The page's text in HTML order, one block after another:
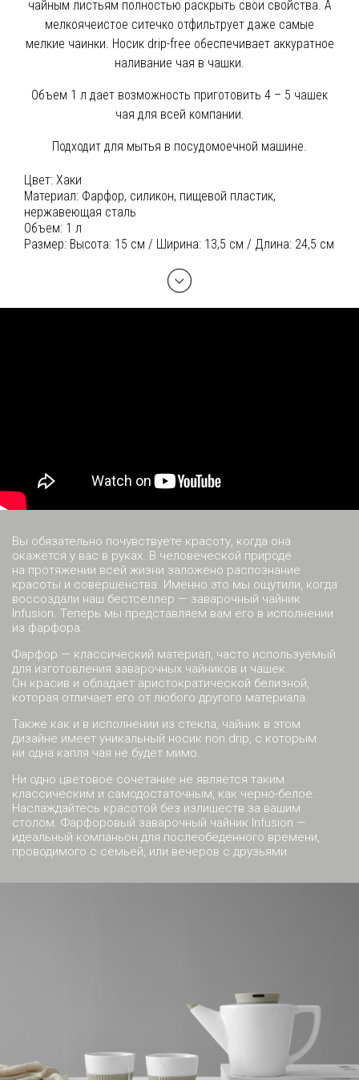
чайным листьям полностью раскрыть свои свойства. А
мелкоячеистое ситечко отфильтрует даже самые
мелкие чаинки. Носик drip-free обеспечивает аккуратное
наливание чая в чашки.
Объем 1 л дает возможность приготовить 4 – 5 чашек
чая для всей компании.
Подходит для мытья в посудомоечной машине.
Цвет: Хаки
Материал: Фарфор, силикон, пищевой пластик,
нержавеющая сталь
Объем: 1 л
Размер: Высота: 15 см / Ширина: 13,5 см / Длина: 24,5 см
Вы обязательно почувствуете красоту, когда она
окажется у вас в руках. В человеческой природе
на протяжении всей жизни заложено распознание
красоты и совершенства. Именно это мы ощутили, когда
воссоздали наш бестселлер — заварочный чайник
Infusion. Теперь мы представляем вам его в исполнении
из фарфора.
Фарфор — классический материал, часто используемый
для изготовления заварочных чайников и чашек.
Он красив и обладает аристократической белизной,
которая отличает его от любого другого материала.
Также как и в исполнении из стекла, чайник в этом
дизайне имеет уникальный носик non drip, с которым
ни одна капля чая не будет мимо.
Ни одно цветовое сочетание не является таким
классическим и самодостаточным, как черно-белое.
Наслаждайтесь красотой без излишеств за вашим
столом. Фарфоровый заварочный чайник Infusion —
идеальный компаньон для послеобеденного времени,
проводимого с семьей, или вечеров с друзьями.